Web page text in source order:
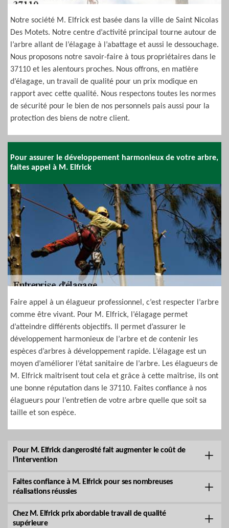
Notre société M. Elfrick est basée dans la ville de Saint Nicolas
Des Motets. Notre centre d’activité principal tourne autour de
l’arbre allant de l’élagage à l’abattage et aussi le dessouchage.
Nous proposons notre savoir-faire à tous propriétaires dans le
37110 et les alentours proches. Nous offrons, en matière
d’élagage, un travail de qualité pour un prix modique en
rapport avec cette qualité. Nous respectons toutes les normes
de sécurité pour le bien de nos personnels pais aussi pour la
protection des biens de notre client.
Pour assurer le développement harmonieux de votre arbre,
faites appel à M. Elfrick
Faire appel à un élagueur professionnel, c’est respecter l’arbre
comme être vivant. Pour M. Elfrick, l’élagage permet
d’atteindre différents objectifs. Il permet d’assurer le
développement harmonieux de l’arbre et de contenir les
espèces d’arbres à développement rapide. L’élagage est un
moyen d’améliorer l’état sanitaire de l’arbre. Les élagueurs de
M. Elfrick maîtrisent tout cela et grâce à cette maîtrise, ils ont
une bonne réputation dans le 37110. Faites confiance à nos
élagueurs pour l’entretien de votre arbre quelle que soit sa
taille et son espèce.
Pour M. Elfrick dangerosité fait augmenter le coût de
l’intervention
Faites confiance à M. Elfrick pour ses nombreuses
réalisations réussies
Chez M. Elfrick prix abordable travail de qualité
supérieure